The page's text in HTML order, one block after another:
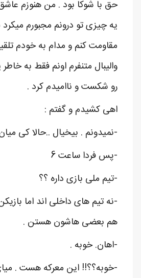
حق با شوکا بود . من هنوزم عاشق
یه چیزی تو درونم مجبورم
مقاومت کنم و مدام به خودم
والیبال متنفرم اونم فقط به
رو شکست و ناامیدم کرد .
اهی کشیدم و گفتم :
-نمیدونم . بیخیال ..حالا کی
-پس فردا ساعت 6
-تیم ملی بازی داره ؟؟
-نه تیم های داخلی اند اما
هم بعضی هاشون هستن .
-اهان. خوبه .
-خوبه؟؟!! این معرکه هست .